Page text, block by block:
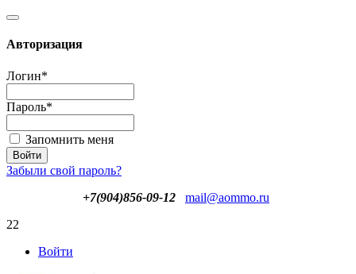
Авторизация
Логин*
Пароль*
Запомнить меня
Забыли свой пароль?
+7(904)856-09-12
mail@aommo.ru
22
Войти